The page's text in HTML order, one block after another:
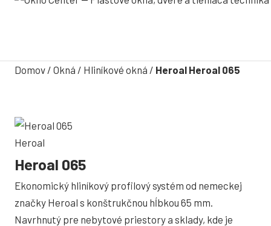
Domov / Okná / Hliníkové okná / Heroal Heroal 065
Heroal
Heroal 065
Ekonomický hliníkový profilový systém od nemeckej
značky Heroal s konštrukčnou hĺbkou 65 mm.
Navrhnutý pre nebytové priestory a sklady, kde je